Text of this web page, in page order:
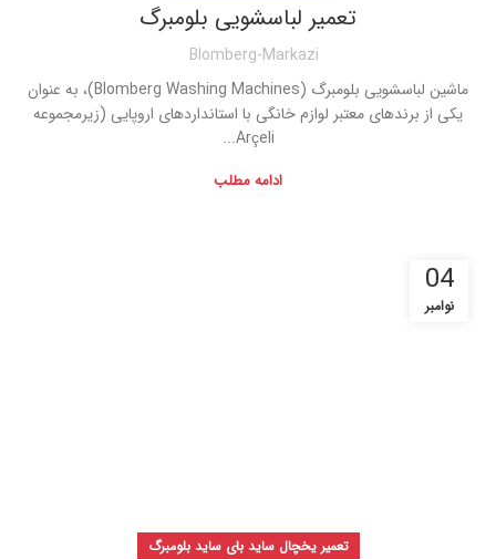
تعمیر لباسشویی بلومبرگ
Blomberg-Markazi
ماشین لباسشویی بلومبرگ (Blomberg Washing Machines)، به عنوان
یکی از برندهای معتبر لوازم خانگی با استانداردهای اروپایی (زیرمجموعه
Arçeli...
ادامه مطلب
04
نوامبر
تعمیر یخچال ساید بای ساید بلومبرگ